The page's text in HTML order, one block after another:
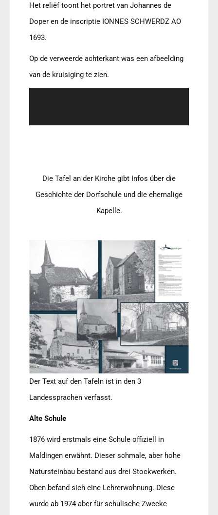
Het reliëf toont het portret van Johannes de
Doper en de inscriptie IONNES SCHWERDZ AO
1693.
Op de verweerde achterkant was een afbeelding
van de kruisiging te zien.
Die Tafel an der Kirche gibt Infos über die
Geschichte der Dorfschule und die ehemalige
Kapelle.
Der Text auf den Tafeln ist in den 3
Landessprachen verfasst.
Alte Schule
1876 wird erstmals eine Schule offiziell in
Maldingen erwähnt. Dieser schmale, aber hohe
Natursteinbau bestand aus drei Stockwerken.
Oben befand sich eine Lehrerwohnung. Diese
wurde ab 1974 aber für schulische Zwecke